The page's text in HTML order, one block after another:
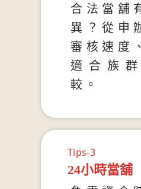
合法當舖
異？從申
審核速度
適合族
較。
Tips-3
24小時當舖